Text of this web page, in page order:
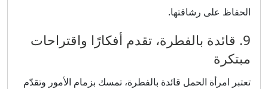
الحفاظ على رشاقتها.
9. قائدة بالفطرة، تقدم أفكارًا واقتراحات
مبتكرة
تعتبر امرأة الحمل قائدة بالفطرة، تمسك بزمام الأمور وتقدّم